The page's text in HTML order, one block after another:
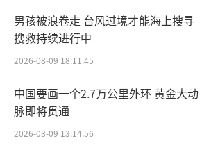
男孩被浪卷走 台风过境才能海上搜寻
搜救持续进行中
2026-08-09 18:11:45
中国要画一个2.7万公里外环 黄金大动
脉即将贯通
2026-08-09 13:14:56